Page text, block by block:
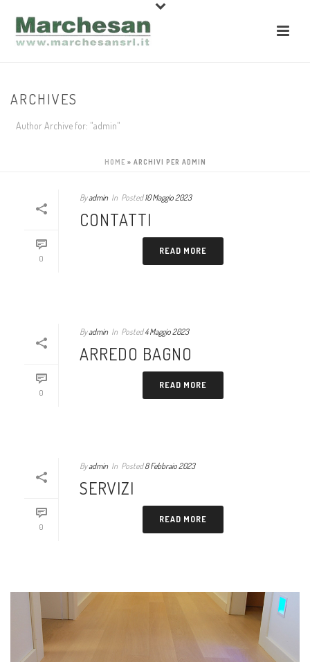
ARCHIVES
Author Archive for: "admin"
HOME » ARCHIVI PER ADMIN
0
Byadmin In Posted 10 Maggio 2023
CONTATTI
READ MORE
0
Byadmin In Posted4 Maggio 2023
ARREDO BAGNO
READ MORE
0
Byadmin In Posted 8 Febbraio 2023
SERVIZI
READ MORE